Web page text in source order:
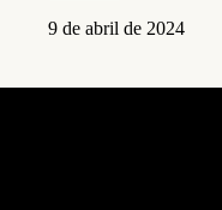
9 de abril de 2024